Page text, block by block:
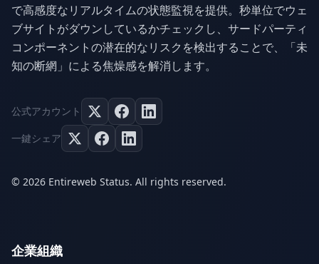
で高感度なリアルタイムの状態監視を提供。秒単位でウェ
ブサイトがダウンしているかチェックし、サードパーティ
コンポーネントの潜在的なリスクを検出することで、「未
知の断網」による焦燥感を解消します。
公式アカウント
一鍵シェア
© 2026 Entireweb Status. All rights reserved.
企業組織